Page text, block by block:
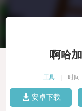
啊哈
工具 时间
安卓下载